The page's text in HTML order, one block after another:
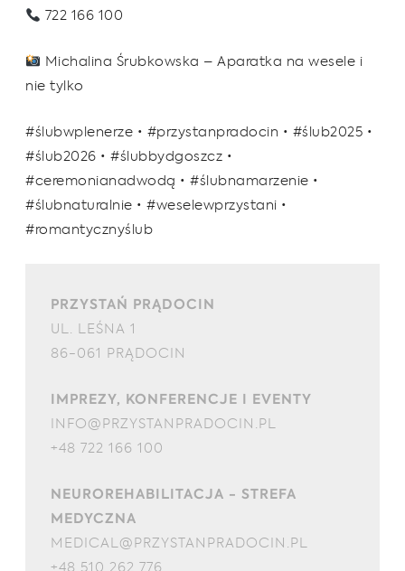
722 166 100
Michalina Śrubkowska – Aparatka na wesele i
nie tylko
#ślubwplenerze • #przystanpradocin • #ślub2025 •
#ślub2026 • #ślubbydgoszcz •
#ceremonianadwodą • #ślubnamarzenie •
#ślubnaturalnie • #weselewprzystani •
#romantycznyślub
PRZYSTAŃ PRĄDOCIN
UL. LEŚNA 1
86-061 PRĄDOCIN
IMPREZY, KONFERENCJE I EVENTY
INFO@PRZYSTANPRADOCIN.PL
+48 722 166 100
NEUROREHABILITACJA - STREFA
MEDYCZNA
MEDICAL@PRZYSTANPRADOCIN.PL
+48 510 262 776